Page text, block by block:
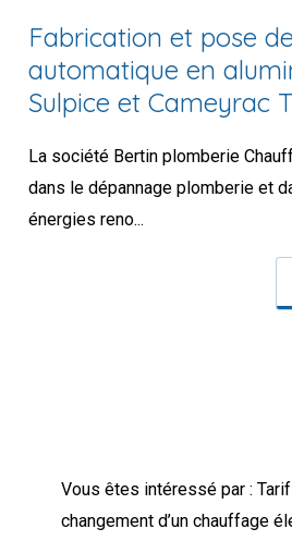
Fabrication et pose
automatique en
Sulpice et Cameyrac
La société Bertin plomberie
dans le dépannage plomberie et
énergies reno...
Vous êtes intéressé par :
changement d’un chauffage